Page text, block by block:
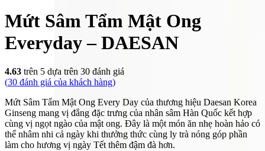
Mứt Sâm Tẩm Mật Ong
Everyday – DAESAN
4.63 trên 5 dựa trên 30 đánh giá
(30 đánh giá của khách hàng)
Mứt Sâm Tẩm Mật Ong Every Day của thương hiệu Daesan Korea
Ginseng mang vị đắng đặc trưng của nhân sâm Hàn Quốc kết hợp
cùng vị ngọt ngào của mật ong. Đây là một món ăn nhẹ hoàn hảo có
thể nhâm nhi cả ngày khi thưởng thức cùng ly trà nóng góp phần
làm cho hương vị ngày Tết thêm đậm đà hơn.